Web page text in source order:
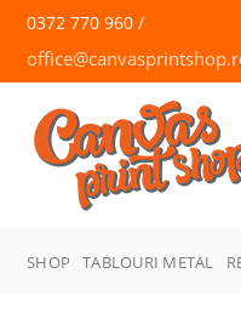
Skip
content
0372 770 960 /
CANVAS
PRINT
SHOP TABLOURI METAL